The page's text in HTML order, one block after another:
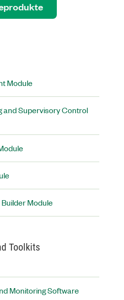
Module
and Supervisory Control
Module
Toolkits
Monitoring Software